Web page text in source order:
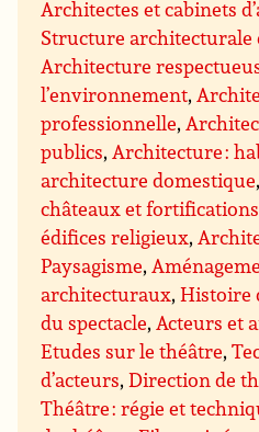
Architectes et cabinets
Structure architecturale
Architecture
l’environnement,
professionnelle,
publics,Architecture :
architecture domestique
châteaux et fortifications
édifices religieux,
Paysagisme,
architecturaux,Histoire
du spectacle,Acteurs et
Etudes sur le théâtre,
d’acteurs,Direction de
Théâtre : régie et